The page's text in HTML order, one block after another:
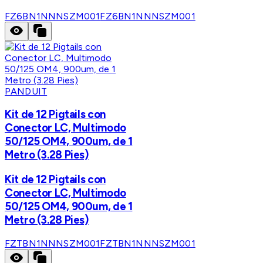
FZ6BN1NNNSZM001FZ6BN1NNNSZM001
PANDUIT
Kit de 12 Pigtails con
Conector LC, Multimodo
50/125 OM4, 900um, de 1
Metro (3.28 Pies)
Kit de 12 Pigtails con
Conector LC, Multimodo
50/125 OM4, 900um, de 1
Metro (3.28 Pies)
FZTBN1NNNSZM001FZTBN1NNNSZM001